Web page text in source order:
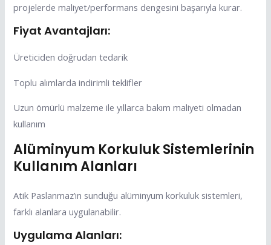
projelerde maliyet/performans dengesini başarıyla kurar.
Fiyat Avantajları:
Üreticiden doğrudan tedarik
Toplu alımlarda indirimli teklifler
Uzun ömürlü malzeme ile yıllarca bakım maliyeti olmadan
kullanım
Alüminyum Korkuluk Sistemlerinin
Kullanım Alanları
Atik Paslanmaz’ın sunduğu alüminyum korkuluk sistemleri,
farklı alanlara uygulanabilir.
Uygulama Alanları: